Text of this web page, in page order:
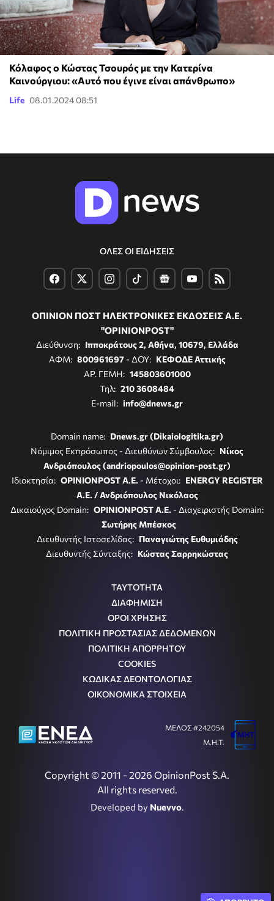
Κόλαφος ο Κώστας Τσουρός με την Κατερίνα
Καινούργιου: «Αυτό που έγινε είναι απάνθρωπο»
Life 08.01.2024 08:51
ΟΛΕΣ ΟΙ ΕΙΔΗΣΕΙΣ
ΟΠΙΝΙΟΝ ΠΟΣΤ ΗΛΕΚΤΡΟΝΙΚΕΣ ΕΚΔΟΣΕΙΣ Α.Ε.
"OPINIONPOST"
Διεύθυνση: Ιπποκράτους 2, Αθήνα, 10679, Ελλάδα
ΑΦΜ: 800961697- ΔΟΥ: ΚΕΦΟΔΕ Αττικής
ΑΡ. ΓΕΜΗ: 145803601000
Τηλ: 210 3608484
E-mail: info@dnews.gr
Domain name: Dnews.gr (Dikaiologitika.gr)
Νόμιμος Εκπρόσωπος - Διευθύνων Σύμβουλος: Νίκος
Ανδριόπουλος (andriopoulos@opinion-post.gr)
Ιδιοκτησία: OPINIONPOST A.E. - Μέτοχοι: ENERGY REGISTER
Α.Ε. / Ανδριόπουλος Νικόλαος
Δικαιούχος Domain: OPINIONPOST A.E. - Διαχειριστής Domain:
Σωτήρης Μπέσκος
Διευθυντής Ιστοσελίδας: Παναγιώτης Ευθυμιάδης
Διευθυντής Σύνταξης: Κώστας Σαρρηκώστας
ΤΑΥΤΟΤΗΤΑ
ΔΙΑΦΗΜΙΣΗ
ΟΡΟΙ ΧΡΗΣΗΣ
ΠΟΛΙΤΙΚΗ ΠΡΟΣΤΑΣΙΑΣ ΔΕΔΟΜΕΝΩΝ
ΠΟΛΙΤΙΚΗ ΑΠΟΡΡΗΤΟΥ
COOKIES
ΚΩΔΙΚΑΣ ΔΕΟΝΤΟΛΟΓΙΑΣ
ΟΙΚΟΝΟΜΙΚΑ ΣΤΟΙΧΕΙΑ
Copyright © 2011 - 2026 OpinionPost S.A.
All rights reserved.
Developed by Nuevvo.
ΜΕΛΟΣ #242054
Μ.Η.Τ.